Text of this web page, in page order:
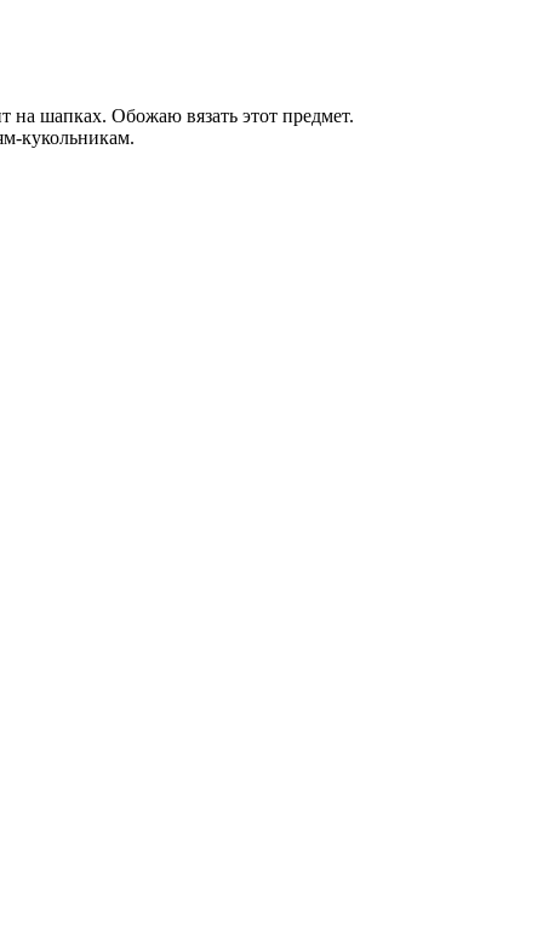
на шапках. Обожаю вязать этот предмет.
кукольникам.